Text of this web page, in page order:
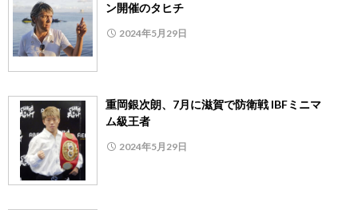
ン開催のタヒチ
2024年5月29日
重岡銀次朗、7月に滋賀で防衛戦 IBFミニマ
ム級王者
2024年5月29日